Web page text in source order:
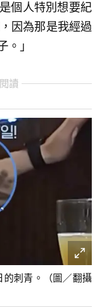
個人特別想要紀
因為那是我經過
。」
讀
刺青。（圖／翻攝